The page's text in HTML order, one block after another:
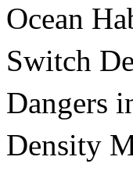
Ocean
Switch
Dangers
Density